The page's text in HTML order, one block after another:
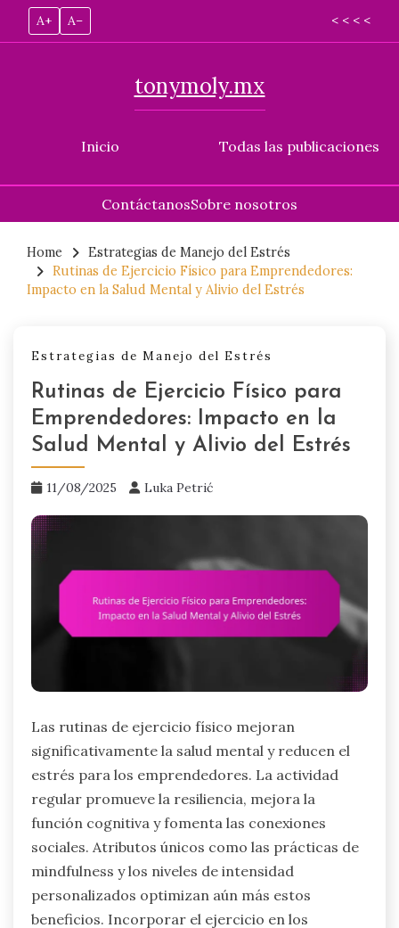
A+ A– < < < <
Inicio
tonymoly.mx
Todas las publicaciones
ContáctanosSobre nosotros
content
Home
Estrategias de Manejo del Estrés
Rutinas de Ejercicio Físico para Emprendedores:
Impacto en la Salud Mental y Alivio del Estrés
Estrategias de Manejo del Estrés
Rutinas de Ejercicio Físico para
Emprendedores: Impacto en la
Salud Mental y Alivio del Estrés
11/08/2025 Luka Petrić
Las rutinas de ejercicio físico mejoran
significativamente la salud mental y reducen el
estrés para los emprendedores. La actividad
regular promueve la resiliencia, mejora la
función cognitiva y fomenta las conexiones
sociales. Atributos únicos como las prácticas de
mindfulness y los niveles de intensidad
personalizados optimizan aún más estos
beneficios. Incorporar el ejercicio en los